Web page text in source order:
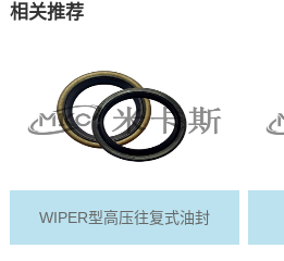
相关推荐
WIPER型高压往复式油封